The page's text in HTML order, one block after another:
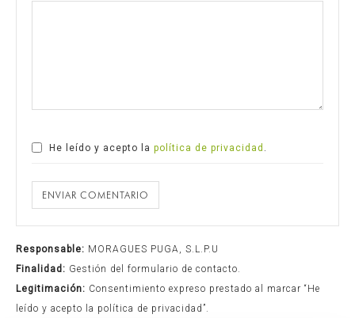
He leído y acepto la política de privacidad .
ENVIAR COMENTARIO
Responsable: MORAGUES PUGA, S.L.P.U
Finalidad: Gestión del formulario de contacto.
Legitimación: Consentimiento expreso prestado al marcar “He
leído y acepto la política de privacidad”.